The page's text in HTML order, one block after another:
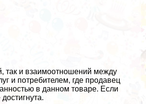
так и взаимоотношений между
и потребителем, где продавец
в данном товаре. Если